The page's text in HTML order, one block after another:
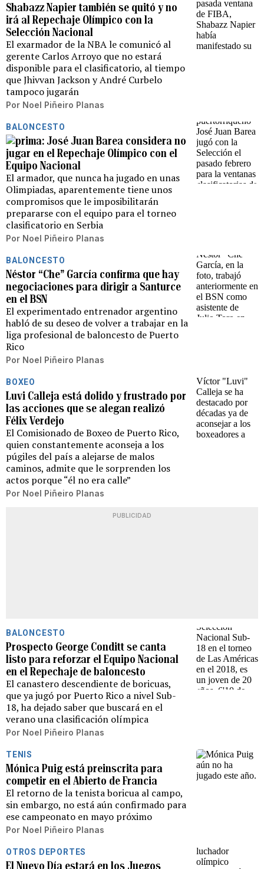
Shabazz Napier también se quitó y no
irá al Repechaje Olímpico con la
Selección Nacional
El exarmador de la NBA le comunicó al
gerente Carlos Arroyo que no estará
disponible para el clasificatorio, al tiempo
que Jhivvan Jackson y André Curbelo
tampoco jugarán
Por Noel Piñeiro Planas
BALONCESTO
José Juan Barea considera no
jugar en el Repechaje Olímpico con el
Equipo Nacional
El armador, que nunca ha jugado en unas
Olimpiadas, aparentemente tiene unos
compromisos que le imposibilitarán
prepararse con el equipo para el torneo
clasificatorio en Serbia
Por Noel Piñeiro Planas
BALONCESTO
Néstor “Che” García confirma que hay
negociaciones para dirigir a Santurce
en el BSN
El experimentado entrenador argentino
habló de su deseo de volver a trabajar en la
liga profesional de baloncesto de Puerto
Rico
Por Noel Piñeiro Planas
BOXEO
Luvi Calleja está dolido y frustrado por
las acciones que se alegan realizó
Félix Verdejo
El Comisionado de Boxeo de Puerto Rico,
quien constantemente aconseja a los
púgiles del país a alejarse de malos
caminos, admite que le sorprenden los
actos porque “él no era calle”
Por Noel Piñeiro Planas
PUBLICIDAD
BALONCESTO
Prospecto George Conditt se canta
listo para reforzar el Equipo Nacional
en el Repechaje de baloncesto
El canastero descendiente de boricuas,
que ya jugó por Puerto Rico a nivel Sub-
18, ha dejado saber que buscará en el
verano una clasificación olímpica
Por Noel Piñeiro Planas
TENIS
Mónica Puig está preinscrita para
competir en el Abierto de Francia
El retorno de la tenista boricua al campo,
sin embargo, no está aún confirmado para
ese campeonato en mayo próximo
Por Noel Piñeiro Planas
OTROS DEPORTES
El Nuevo Día estará en los Juegos